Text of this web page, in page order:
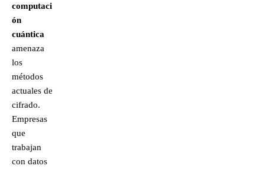
computaci
ón
cuántica
amenaza
los
métodos
actuales de
cifrado.
Empresas
que
trabajan
con datos